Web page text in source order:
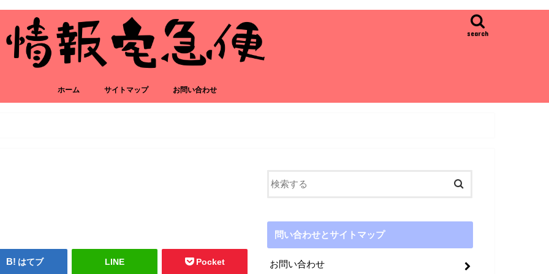
search
ホーム サイトマップ お問い合わせ
はてブ LINE Pocket
問い合わせとサイトマップ
お問い合わせ